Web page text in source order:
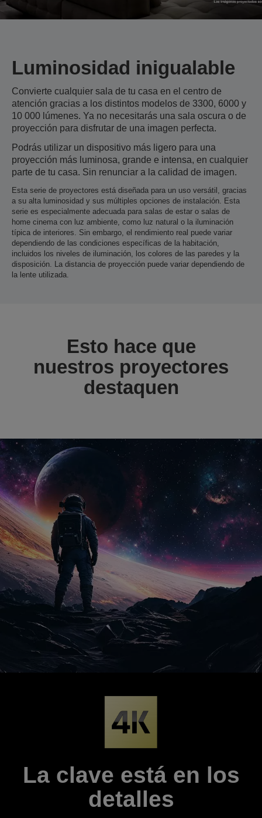
Luminosidad inigualable
Convierte cualquier sala de tu casa en el centro de
atención gracias a los distintos modelos de 3300, 6000 y
10 000 lúmenes. Ya no necesitarás una sala oscura o de
proyección para disfrutar de una imagen perfecta.
Podrás utilizar un dispositivo más ligero para una
proyección más luminosa, grande e intensa, en cualquier
parte de tu casa. Sin renunciar a la calidad de imagen.
Esta serie de proyectores está diseñada para un uso versátil, gracias
a su alta luminosidad y sus múltiples opciones de instalación. Esta
serie es especialmente adecuada para salas de estar o salas de
home cinema con luz ambiente, como luz natural o la iluminación
típica de interiores. Sin embargo, el rendimiento real puede variar
dependiendo de las condiciones específicas de la habitación,
incluidos los niveles de iluminación, los colores de las paredes y la
disposición. La distancia de proyección puede variar dependiendo de
la lente utilizada.
Esto hace que
nuestros proyectores
destaquen
La clave está en los
detalles